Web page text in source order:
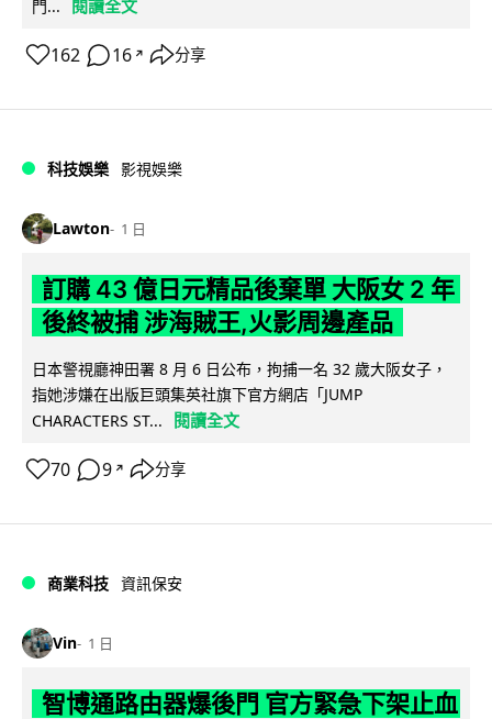
門...
閱讀全文
162 16 ↗ 分享
科技娛樂 影視娛樂
Lawton 1 日
訂購 43 億日元精品後棄單 大阪女 2 年
後終被捕 涉海賊王,火影周邊產品
日本警視廳神田署 8 月 6 日公布，拘捕一名 32 歲大阪女子，
指她涉嫌在出版巨頭集英社旗下官方網店「JUMP
CHARACTERS ST...
閱讀全文
70 9 ↗ 分享
商業科技 資訊保安
Vin 1 日
智博通路由器爆後門 官方緊急下架止血